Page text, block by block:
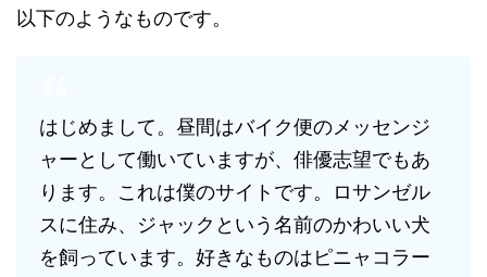
以下のようなものです。
はじめまして。昼間はバイク便のメッセンジ
ャーとして働いていますが、俳優志望でもあ
ります。これは僕のサイトです。ロサンゼル
スに住み、ジャックという名前のかわいい犬
を飼っています。好きなものはピニャコラー